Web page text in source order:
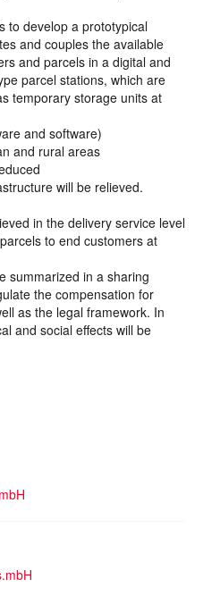
to develop a prototypical
and couples the available
and parcels in a digital and
parcel stations, which are
temporary storage units at
and software)
and rural areas
will be relieved.
in the delivery service level
to end customers at
summarized in a sharing
the compensation for
as the legal framework. In
and social effects will be